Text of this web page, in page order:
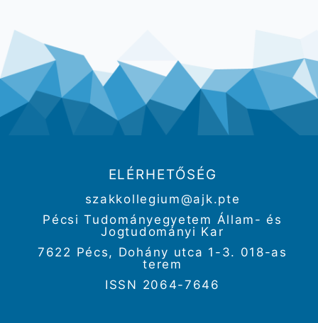
ELÉRHETŐSÉG
szakkollegium@ajk.pte
Pécsi Tudományegyetem Állam- és
Jogtudományi Kar
7622 Pécs, Dohány utca 1-3. 018-as
terem
ISSN 2064-7646